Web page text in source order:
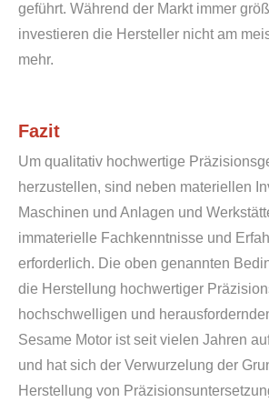
geführt. Während der Markt immer
investieren die Hersteller nicht am
mehr.
Fazit
Um qualitativ hochwertige
herzustellen, sind neben materiellen
Maschinen und Anlagen und
immaterielle Fachkenntnisse und
erforderlich. Die oben genannten
die Herstellung hochwertiger
hochschwelligen und
Sesame Motor ist seit vielen Jahren
und hat sich der Verwurzelung der
Herstellung von